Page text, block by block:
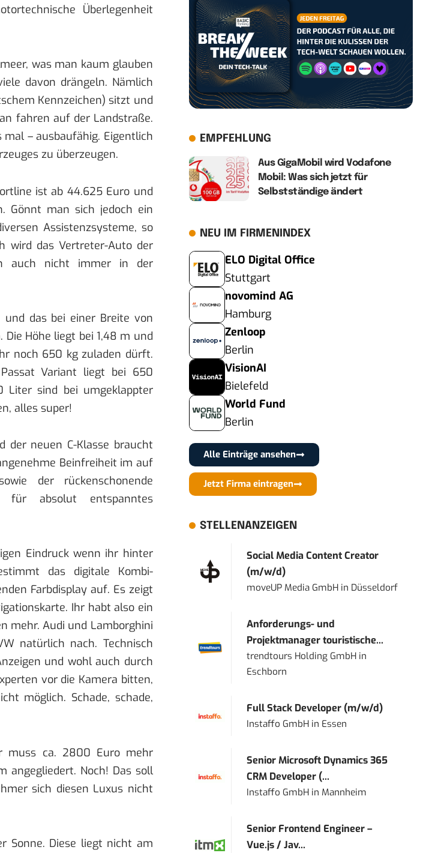
Überlegenheit
was man kaum glauben
davon drängeln. Nämlich
Kennzeichen) sitzt und
fahren auf der Landstraße.
– ausbaufähig. Eigentlich
zu überzeugen.
ist ab 44.625 Euro und
Gönnt man sich jedoch ein
Assistenzsysteme, so
wird das Vertreter-Auto der
auch nicht immer in der
und das bei einer Breite von
Höhe liegt bei 1,48 m und
noch 650 kg zuladen dürft.
Variant liegt bei 650
Liter sind bei umgeklappter
alles super!
der neuen C-Klasse braucht
Beinfreiheit im auf
der rückenschonende
für absolut entspanntes
Eindruck wenn ihr hinter
das digitale Kombi-
Farbdisplay auf. Es zeigt
Ihr habt also ein
mehr. Audi und Lamborghini
natürlich nach. Technisch
und wohl auch durch
vor die Kamera bitten,
möglich. Schade, schade,
muss ca. 2800 Euro mehr
angegliedert. Noch! Das soll
sich diesen Luxus nicht
Sonne. Diese liegt nicht am
EMPFEHLUNG
Aus GigaMobil wird Vodafone
Mobil: Was sich jetzt für
Selbstständige ändert
NEU IM FIRMENINDEX
ELO Digital Office
Stuttgart
novomind AG
Hamburg
Zenloop
Berlin
VisionAI
Bielefeld
World Fund
Berlin
Alle Einträge ansehen
Jetzt Firma eintragen
STELLENANZEIGEN
Social Media Content Creator
(m/w/d)
moveUP Media GmbH in Düsseldorf
Anforderungs- und
Projektmanager touristische...
trendtours Holding GmbH in
Eschborn
Full Stack Developer (m/w/d)
Instaffo GmbH in Essen
Senior Microsoft Dynamics 365
CRM Developer (...
Instaffo GmbH in Mannheim
Senior Frontend Engineer –
Vue.js / Jav...